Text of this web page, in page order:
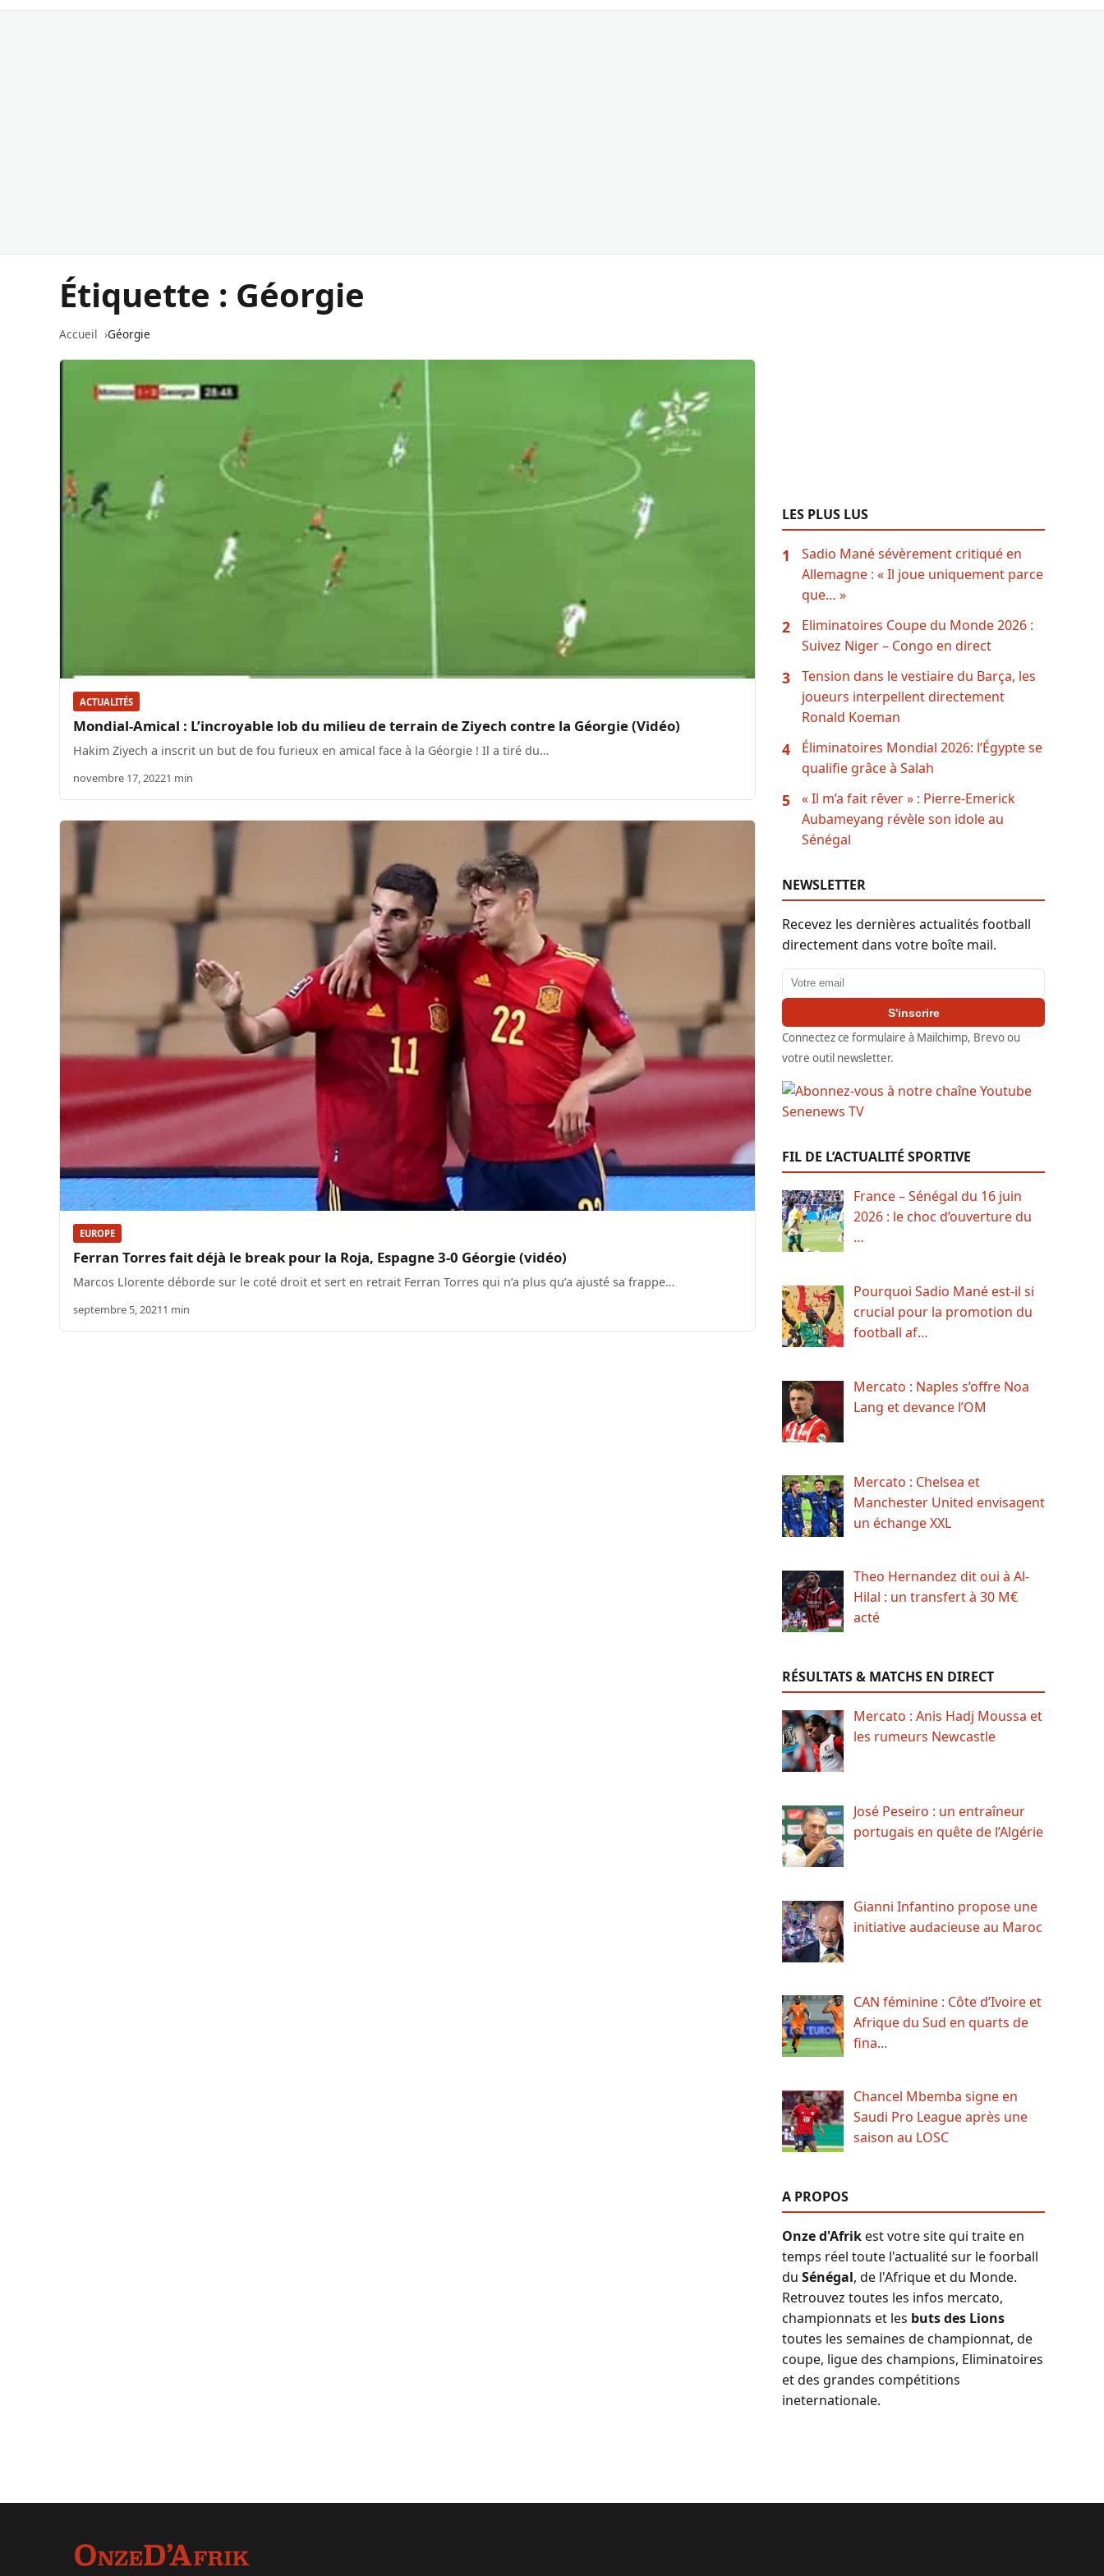
Étiquette : Géorgie
Accueil Géorgie
ACTUALITÉS
Mondial-Amical : L’incroyable lob du milieu de terrain de Ziyech contre la Géorgie (Vidéo)
Hakim Ziyech a inscrit un but de fou furieux en amical face à la Géorgie ! Il a tiré du…
novembre 17, 20221 min
EUROPE
Ferran Torres fait déjà le break pour la Roja, Espagne 3-0 Géorgie (vidéo)
Marcos Llorente déborde sur le coté droit et sert en retrait Ferran Torres qui n’a plus qu’a ajusté sa frappe…
septembre 5, 20211 min
LES PLUS LUS
1
Sadio Mané sévèrement critiqué en
Allemagne : « Il joue uniquement parce
que… »
2
Eliminatoires Coupe du Monde 2026 :
Suivez Niger – Congo en direct
3
Tension dans le vestiaire du Barça, les
joueurs interpellent directement
Ronald Koeman
4
Éliminatoires Mondial 2026: l’Égypte se
qualifie grâce à Salah
5
« Il m’a fait rêver » : Pierre-Emerick
Aubameyang révèle son idole au
Sénégal
NEWSLETTER
Recevez les dernières actualités football
directement dans votre boîte mail.
Adresse email
S'inscrire
Connectez ce formulaire à Mailchimp, Brevo ou
votre outil newsletter.
FIL DE L’ACTUALITÉ SPORTIVE
France – Sénégal du 16 juin
2026 : le choc d’ouverture du
…
Pourquoi Sadio Mané est-il si
crucial pour la promotion du
football af…
Mercato : Naples s’offre Noa
Lang et devance l’OM
Mercato : Chelsea et
Manchester United envisagent
un échange XXL
Theo Hernandez dit oui à Al-
Hilal : un transfert à 30 M€
acté
RÉSULTATS & MATCHS EN DIRECT
Mercato : Anis Hadj Moussa et
les rumeurs Newcastle
José Peseiro : un entraîneur
portugais en quête de l’Algérie
Gianni Infantino propose une
initiative audacieuse au Maroc
CAN féminine : Côte d’Ivoire et
Afrique du Sud en quarts de
fina…
Chancel Mbemba signe en
Saudi Pro League après une
saison au LOSC
A PROPOS
Onze d'Afrikest votre site qui traite en
temps réel toute l'actualité sur le foorball
du Sénégal, de l'Afrique et du Monde.
Retrouvez toutes les infos mercato,
championnats et les buts des Lions
toutes les semaines de championnat, de
coupe, ligue des champions, Eliminatoires
et des grandes compétitions
ineternationale.